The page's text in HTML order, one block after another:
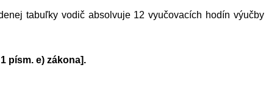
tabuľky vodič absolvuje 12 vyučovacích hodín výučby
písm. e) zákona].